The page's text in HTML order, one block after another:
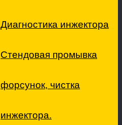
Диагностика инжектора
Стендовая промывка
форсунок, чистка
инжектора.